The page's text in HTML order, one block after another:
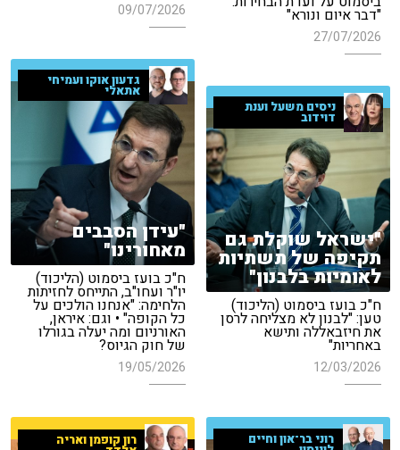
"דבר איום ונורא"
27/07/2026
09/07/2026
גדעון אוקו ועמיחי
אתאלי
"עידן הסבבים
מאחורינו"
ח"כ בועז ביסמוט (הליכוד)
יו"ר ועחו"ב, התייחס לחזיתות
הלחימה: "אנחנו הולכים על
כל הקופה" • וגם: איראן,
האורניום ומה יעלה בגורלו
של חוק הגיוס?
19/05/2026
ניסים משעל וענת
דוידוב
"ישראל שוקלת גם
תקיפה של תשתיות
לאומיות בלבנון"
ח"כ בועז ביסמוט (הליכוד)
טען: "לבנון לא מצליחה לרסן
את חיזבאללה ותישא
באחריות"
12/03/2026
רוני בר־און וחיים רון קופמן ואריה